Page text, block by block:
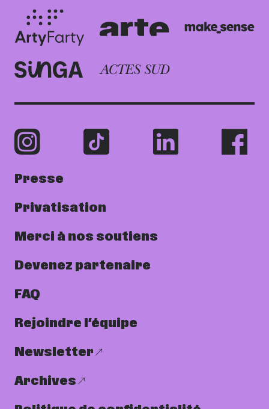
Presse
Privatisation
Merci à nos soutiens
Devenez partenaire
FAQ
Rejoindre l’équipe
Newsletter
Archives